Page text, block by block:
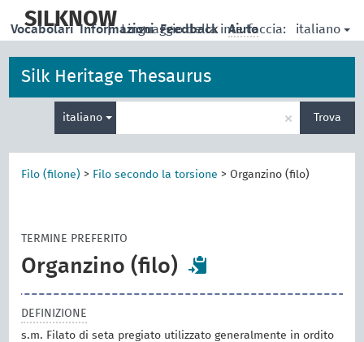
main
SILKNOW
| Linguaggio della interfaccia: italiano
Vocabolari Informazioni Feedback Aiuto
Silk Heritage Thesaurus
italiano
per
la
× Trova
Filo (filone) > Filo secondo la torsione > Organzino (filo)
TERMINE PREFERITO
Organzino (filo)
DEFINIZIONE
s.m. Filato di seta pregiato utilizzato generalmente in ordito